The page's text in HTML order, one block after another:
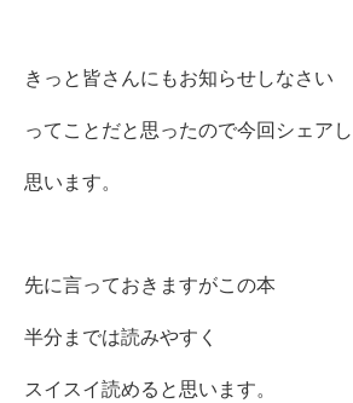
きっと皆さんにもお知らせしなさい
ってことだと思ったので今回シェア
思います。
先に言っておきますがこの本
半分までは読みやすく
スイスイ読めると思います。